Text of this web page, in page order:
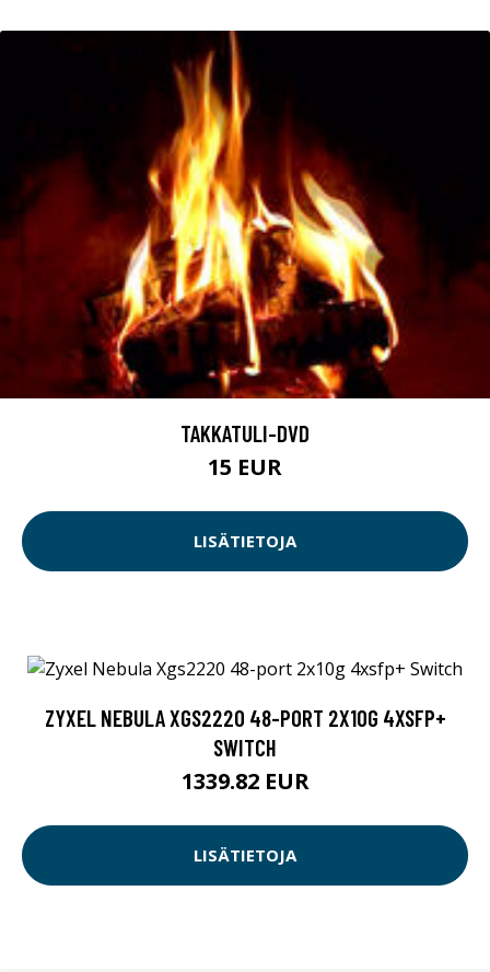
TAKKATULI-DVD
15 EUR
LISÄTIETOJA
ZYXEL NEBULA XGS2220 48-PORT 2X10G 4XSFP+
SWITCH
1339.82 EUR
LISÄTIETOJA